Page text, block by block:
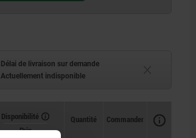
Délai de livraison sur demande
Actuellement indisponible
Disponibilité
Prix
Quantité Commander